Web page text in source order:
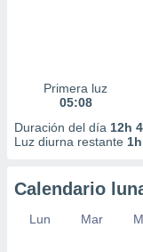
Primera luz
05:08
Duración del día 12h
Luz diurna restante
Calendario
Lun Mar